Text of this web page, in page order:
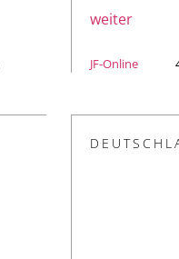
weiter
JF-Online